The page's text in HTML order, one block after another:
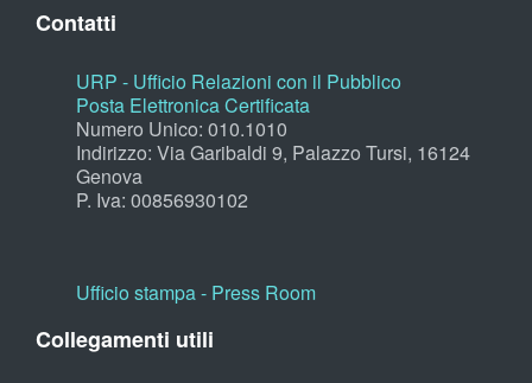
Contatti
URP - Ufficio Relazioni con il Pubblico
Posta Elettronica Certificata
Numero Unico: 010.1010
Indirizzo: Via Garibaldi 9, Palazzo Tursi, 16124
Genova
P. Iva: 00856930102
Ufficio stampa - Press Room
Collegamenti utili